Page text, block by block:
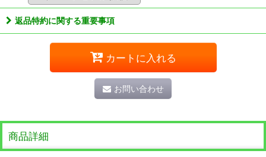
返品特約に関する重要事項
カートに入れる
お問い合わせ
商品詳細